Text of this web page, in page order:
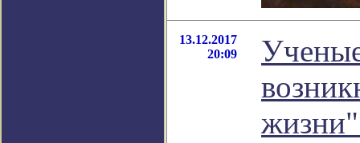
13.12.2017
20:09